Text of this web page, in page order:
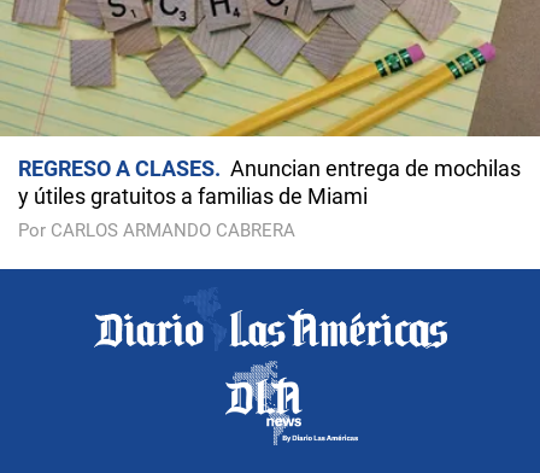
REGRESO A CLASES
Anuncian entrega de mochilas
y útiles gratuitos a familias de Miami
Por CARLOS ARMANDO CABRERA